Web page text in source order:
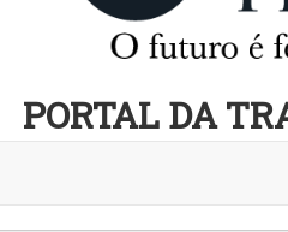
PORTAL DA